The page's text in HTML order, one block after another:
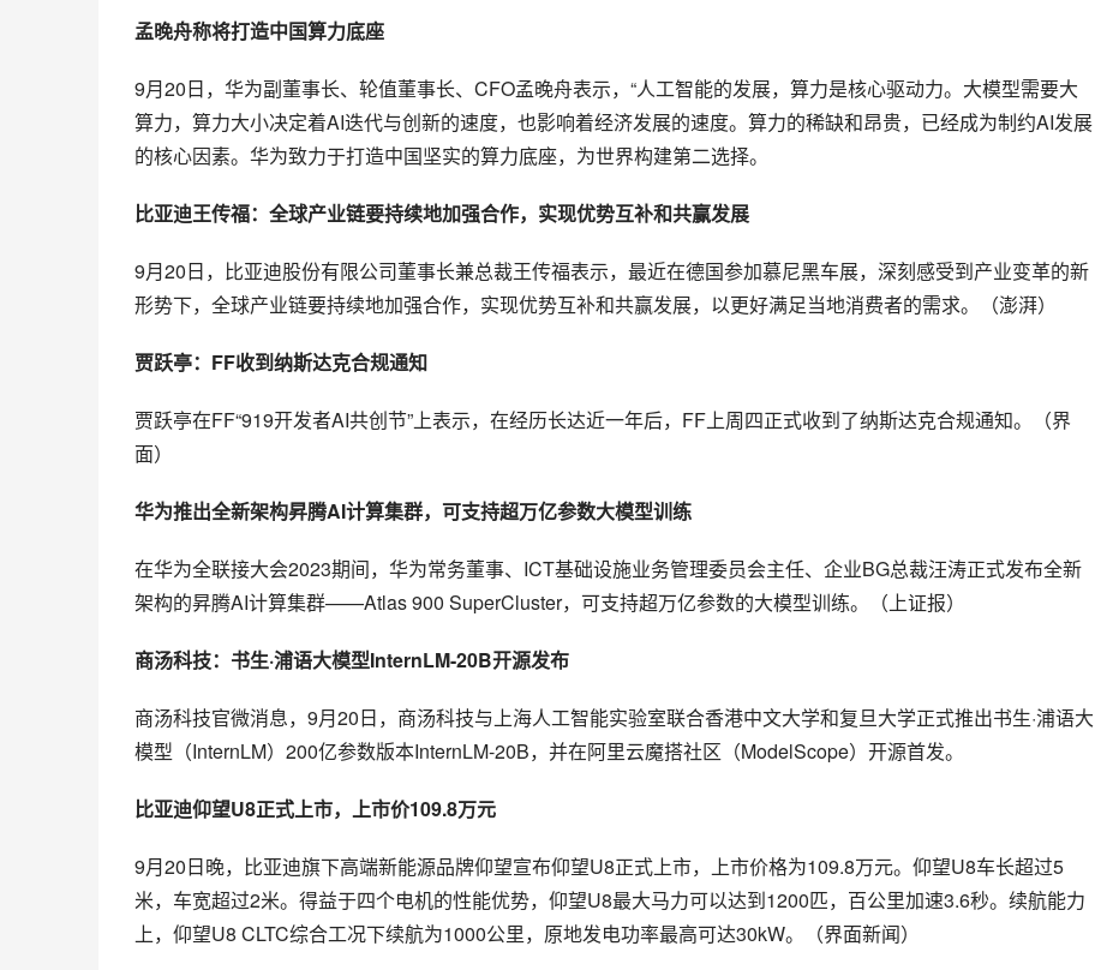
孟晚舟称将打造中国算力底座
9月20日，华为副董事长、轮值董事长、CFO孟晚舟表示，“人工智能的发展，算力是核心驱动力。大模型需要大
算力，算力大小决定着AI迭代与创新的速度，也影响着经济发展的速度。算力的稀缺和昂贵，已经成为制约AI发展
的核心因素。华为致力于打造中国坚实的算力底座，为世界构建第二选择。
比亚迪王传福：全球产业链要持续地加强合作，实现优势互补和共赢发展
9月20日，比亚迪股份有限公司董事长兼总裁王传福表示，最近在德国参加慕尼黑车展，深刻感受到产业变革的新
形势下，全球产业链要持续地加强合作，实现优势互补和共赢发展，以更好满足当地消费者的需求。（澎湃）
贾跃亭：FF收到纳斯达克合规通知
贾跃亭在FF“919开发者AI共创节”上表示，在经历长达近一年后，FF上周四正式收到了纳斯达克合规通知。（界
面）
华为推出全新架构昇腾AI计算集群，可支持超万亿参数大模型训练
在华为全联接大会2023期间，华为常务董事、ICT基础设施业务管理委员会主任、企业BG总裁汪涛正式发布全新
架构的昇腾AI计算集群——Atlas 900 SuperCluster，可支持超万亿参数的大模型训练。（上证报）
商汤科技：书生·浦语大模型InternLM-20B开源发布
商汤科技官微消息，9月20日，商汤科技与上海人工智能实验室联合香港中文大学和复旦大学正式推出书生·浦语大
模型（InternLM）200亿参数版本InternLM-20B，并在阿里云魔搭社区（ModelScope）开源首发。
比亚迪仰望U8正式上市，上市价109.8万元
9月20日晚，比亚迪旗下高端新能源品牌仰望宣布仰望U8正式上市，上市价格为109.8万元。仰望U8车长超过5
米，车宽超过2米。得益于四个电机的性能优势，仰望U8最大马力可以达到1200匹，百公里加速3.6秒。续航能力
上，仰望U8 CLTC综合工况下续航为1000公里，原地发电功率最高可达30kW。（界面新闻）